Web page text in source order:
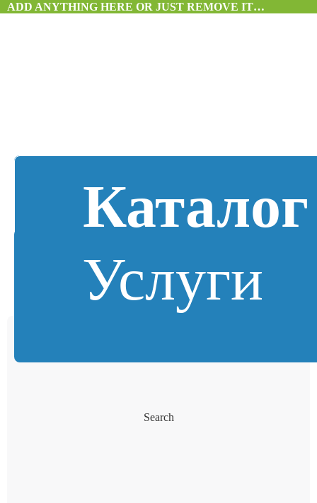
ADD ANYTHING HERE OR JUST REMOVE IT…
Каталог
Услуги
Search